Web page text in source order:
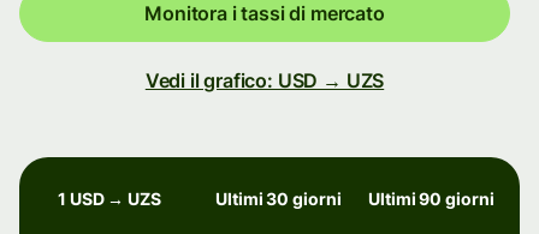
Monitora i tassi di mercato
Vedi il grafico: USD → UZS
1 USD → UZS Ultimi 30 giorni Ultimi 90 giorni